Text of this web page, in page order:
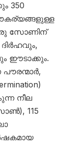
350
സോണിന്
ഈടാക്കും.
നീല
115